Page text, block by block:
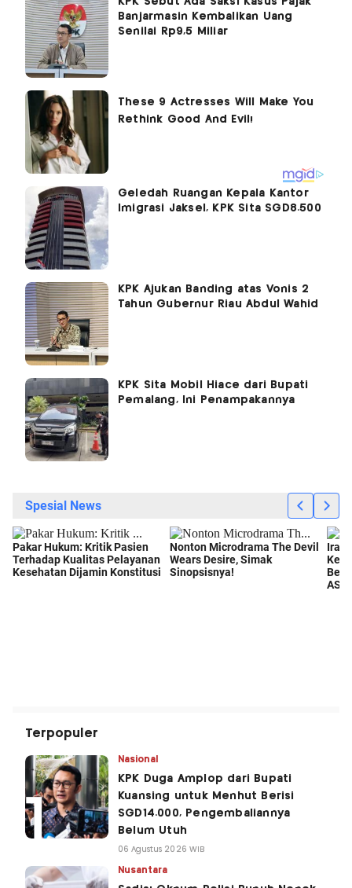
Banjarmasin Kembalikan Uang
Senilai Rp9,5 Miliar
Geledah Ruangan Kepala Kantor
Imigrasi Jaksel, KPK Sita SGD8.500
KPK Ajukan Banding atas Vonis 2
Tahun Gubernur Riau Abdul Wahid
KPK Sita Mobil Hiace dari Bupati
Pemalang, Ini Penampakannya
Terpopuler
Nasional
KPK Duga Amplop dari Bupati
Kuansing untuk Menhut Berisi
SGD14.000, Pengembaliannya
Belum Utuh
06 Agustus 2026 WIB
Nusantara